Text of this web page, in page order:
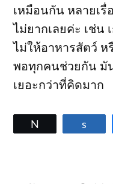
เหมือนกัน หลายเรื่
ไม่ยากเลยค่ะ เช่น
ไม่ให้อาหารสัตว์ ห
พอทุกคนช่วยกัน มั
เยอะกว่าที่คิดมาก